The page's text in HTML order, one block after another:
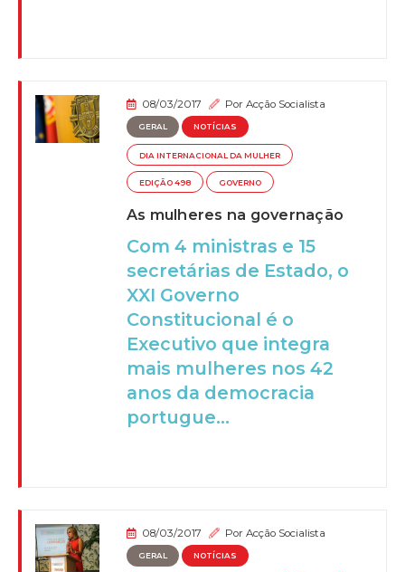
08/03/2017 PorAcção Socialista
GERAL NOTÍCIAS
DIA INTERNACIONAL DA MULHER
EDIÇÃO 498 GOVERNO
As mulheres na governação
Com 4 ministras e 15
secretárias de Estado, o
XXI Governo
Constitucional é o
Executivo que integra
mais mulheres nos 42
anos da democracia
portugue...
08/03/2017 PorAcção Socialista
GERAL NOTÍCIAS